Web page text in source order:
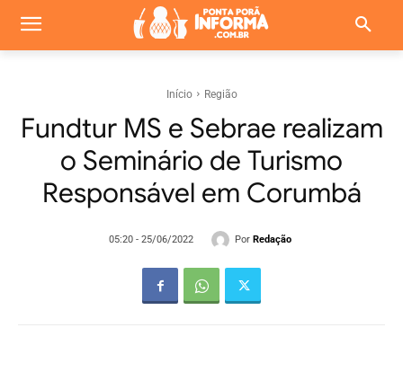
Início Região
Fundtur MS e Sebrae realizam
o Seminário de Turismo
Responsável em Corumbá
05:20 - 25/06/2022 Por Redação